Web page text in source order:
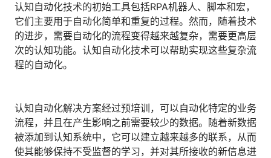
智能辅办 | 要素提取 | 自动立案 | 流程智动
人才数字化
人才培养 | 智能教具 | 智能实训 | 课程共创
财务
认知自动化技术的初始工具包括RPA机器人、脚本和宏，
它们主要用于自动化简单和重复的过程。然而，随着技术
的进步，需要自动化的流程变得越来越复杂，需要更高层
次的认知功能。认知自动化技术可以帮助实现这些复杂流
程的自动化。
认知自动化解决方案经过预培训，可以自动化特定的业务
流程，并且在产生影响之前需要较少的数据。随着新数据
被添加到认知系统中，它可以建立越来越多的联系，从而
使其能够保持不受监督的学习，并对其所接收的新信息进